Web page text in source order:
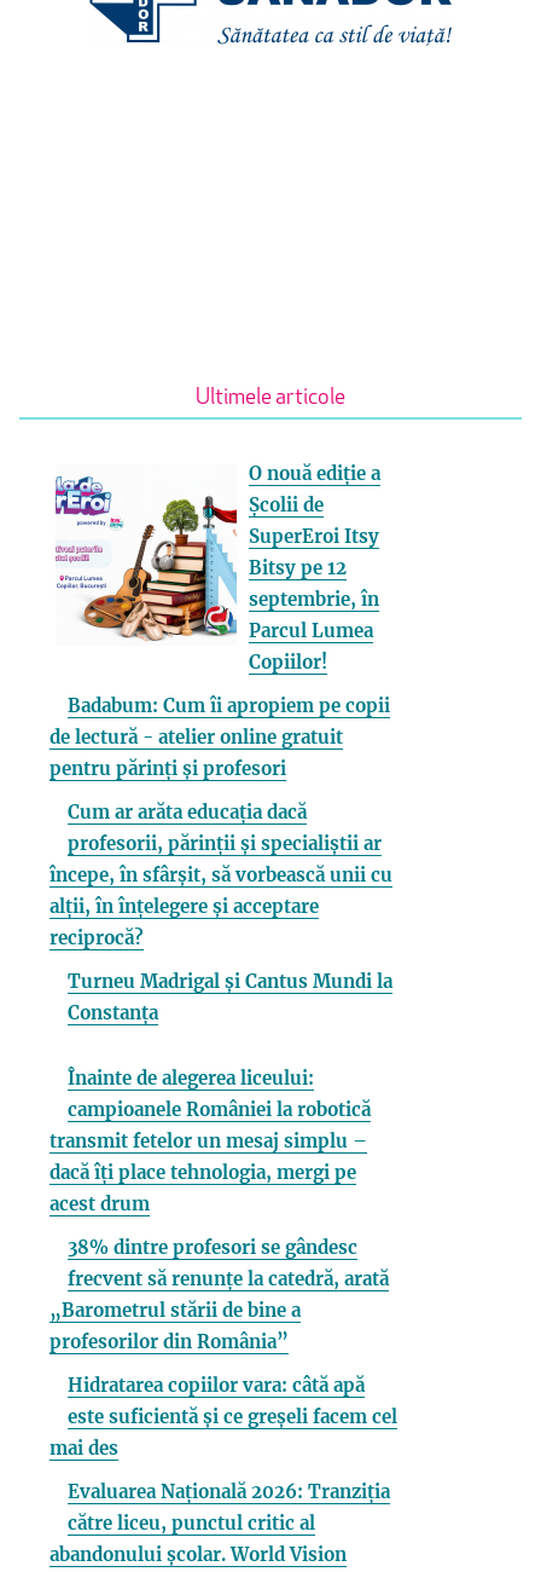
Ultimele articole
O nouă ediție a
Școlii de
SuperEroi Itsy
Bitsy pe 12
septembrie, în
Parcul Lumea
Copiilor!
Badabum: Cum îi apropiem pe copii
de lectură - atelier online gratuit
pentru părinți și profesori
Cum ar arăta educația dacă
profesorii, părinții și specialiștii ar
începe, în sfârșit, să vorbească unii cu
alții, în înțelegere și acceptare
reciprocă?
Turneu Madrigal și Cantus Mundi la
Constanța
Înainte de alegerea liceului:
campioanele României la robotică
transmit fetelor un mesaj simplu –
dacă îți place tehnologia, mergi pe
acest drum
38% dintre profesori se gândesc
frecvent să renunțe la catedră, arată
„Barometrul stării de bine a
profesorilor din România”
Hidratarea copiilor vara: câtă apă
este suficientă și ce greșeli facem cel
mai des
Evaluarea Națională 2026: Tranziția
către liceu, punctul critic al
abandonului școlar. World Vision